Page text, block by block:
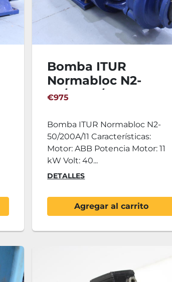
Bomba ITUR
Normabloc N2-
50/200A/11
€975
Bomba ITUR Normabloc N2-
50/200A/11 Características:
Motor: ABB Potencia Motor: 11
kW Volt: 40...
DETALLES
Agregar al carrito